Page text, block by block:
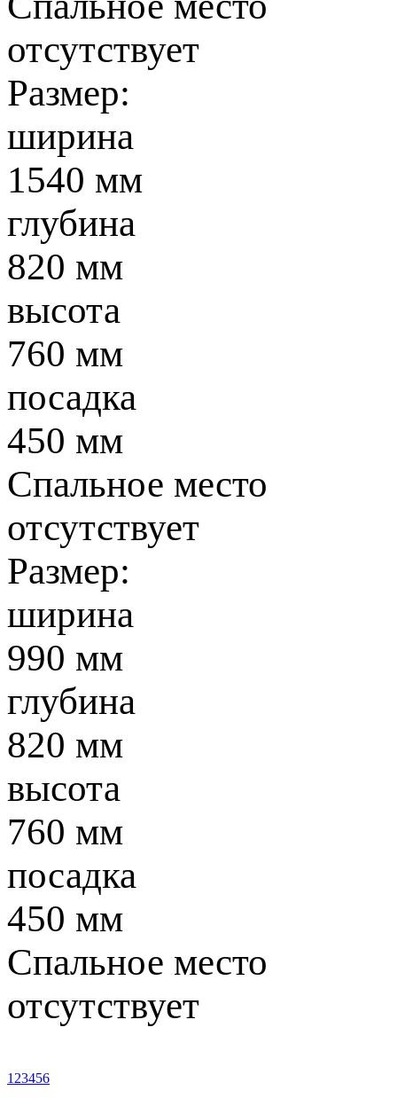
отсутствует
Размер:
ширина
1540 мм
глубина
820 мм
высота
760 мм
посадка
450 мм
Спальное место
отсутствует
Размер:
ширина
990 мм
глубина
820 мм
высота
760 мм
посадка
450 мм
Спальное место
отсутствует
123456